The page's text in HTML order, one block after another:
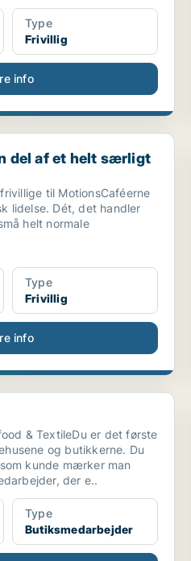
Type
Frivillig
info
et helt særligt motion...
del af et helt særligt
til MotionsCaféerne
lidelse. Dét, det handler
helt normale
Type
Frivillig
info
& TextileDu er det første
og butikkerne. Du
kunde mærker man
der e..
Type
Butiksmedarbejder